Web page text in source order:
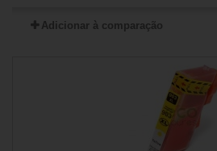
Adicionar à comparação